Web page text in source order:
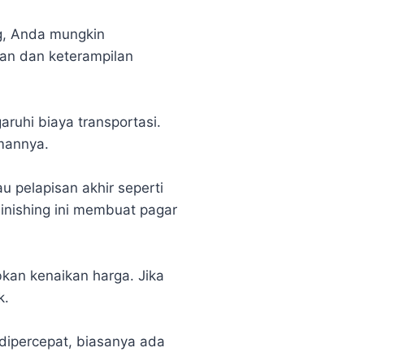
Anda mungkin
dan keterampilan
biaya transportasi.
pelapisan akhir seperti
ini membuat pagar
kenaikan harga. Jika
biasanya ada